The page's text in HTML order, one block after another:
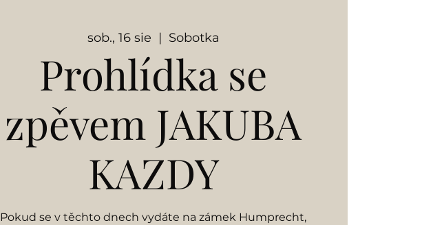
sob., 16 sie
  |
Sobotka
Prohlídka se
zpěvem JAKUBA
KAZDY
Pokud se v těchto dnech vydáte na zámek Humprecht,